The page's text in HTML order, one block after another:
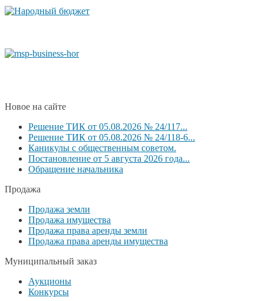
Новое на сайте
Решение ТИК от 05.08.2026 № 24/117...
Решение ТИК от 05.08.2026 № 24/118-6...
Каникулы с общественным советом.
Постановление от 5 августа 2026 года...
Обращение начальника
Продажа
Продажа земли
Продажа имущества
Продажа права аренды земли
Продажа права аренды имущества
Муниципальный заказ
Аукционы
Конкурсы